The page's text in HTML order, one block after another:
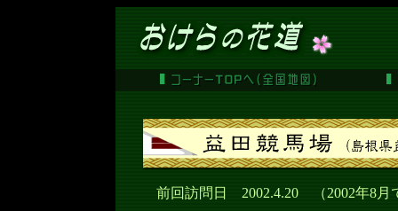
前回訪問日 2002.4.20 （2002年8月